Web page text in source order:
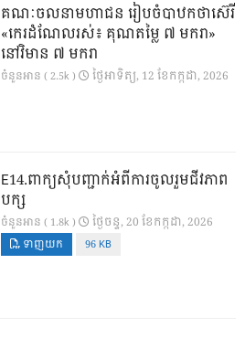
គណៈចលនាមហាជន រៀបចំបាឋកថាស៊េរី
«កេរដំណែលរស់៖ គុណតម្លៃ ៧ មករា»
នៅវិមាន ៧ មករា
ចំនួនអាន ( 2.5k ) ថ្ងៃ​អាទិត្យ, 12 ខែ​កក្កដា, 2026
E14.ពាក្យសុំបញ្ជាក់អំពីការចូលរួមជីវភាព
បក្ស
ចំនួនអាន ( 1.8k ) ថ្ងៃ​ចន្ទ, 20 ខែ​កក្កដា, 2026
ទាញយក 96 KB